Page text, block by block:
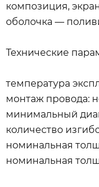
композиция,
оболочка —
Технические
температура
монтаж провода:
минимальный
количество
номинальная
номинальная